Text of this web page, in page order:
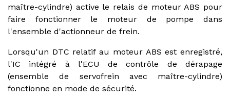
maître-cylindre) active le relais de moteur ABS pour
faire fonctionner le moteur de pompe dans
l'ensemble d'actionneur de frein.
Lorsqu'un DTC relatif au moteur ABS est enregistré,
l'IC intégré à l'ECU de contrôle de dérapage
(ensemble de servofrein avec maître-cylindre)
fonctionne en mode de sécurité.